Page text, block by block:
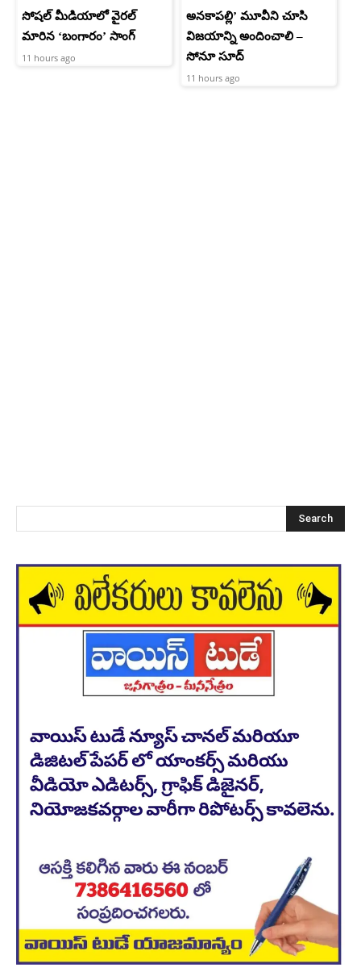
సోషల్ మీడియాలో వైరల్
మారిన ‘బంగారం’ సాంగ్
11 hours ago
అనకాపల్లి’ మూవీని చూసి
విజయాన్ని అందించాలి –
సోనూ సూద్
11 hours ago
Search